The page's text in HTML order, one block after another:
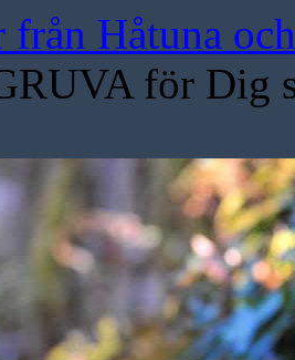
Håtuna
för Dig